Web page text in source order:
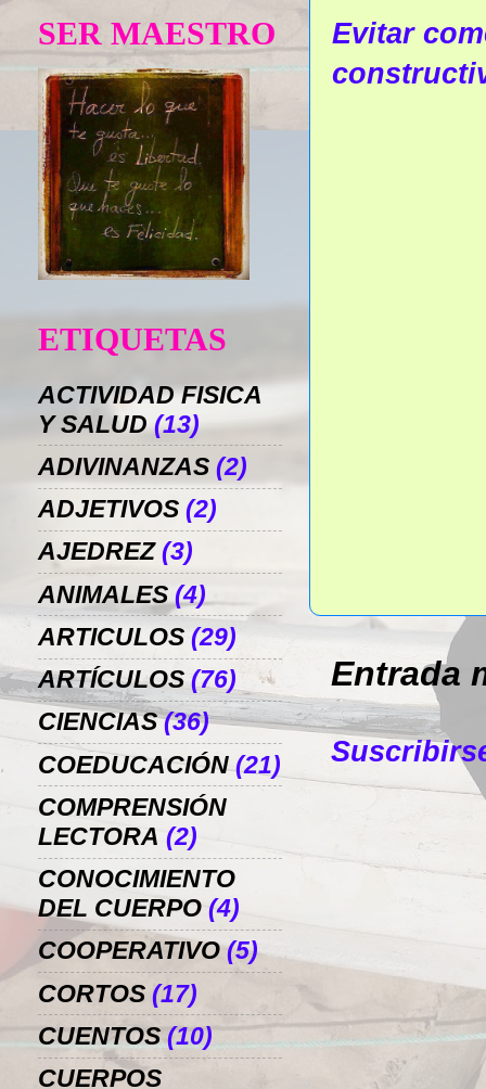
Evitar
Entrada
SER MAESTRO
ETIQUETAS
ACTIVIDAD FISICA
Y SALUD (13)
ADIVINANZAS (2)
ADJETIVOS (2)
AJEDREZ (3)
ANIMALES (4)
ARTICULOS (29)
ARTÍCULOS (76)
CIENCIAS (36)
COEDUCACIÓN (21)
COMPRENSIÓN
LECTORA (2)
CONOCIMIENTO
DEL CUERPO (4)
COOPERATIVO (5)
CORTOS (17)
CUENTOS (10)
CUERPOS